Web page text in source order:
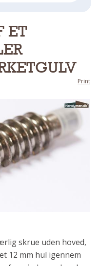
ET
Print
skrue uden hoved,
12 mm hul igennem